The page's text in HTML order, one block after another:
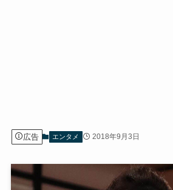
広告 エンタメ 2018年9月3日